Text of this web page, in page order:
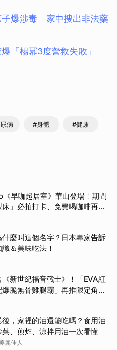
子爆涉毒 家中搜出非法藥
爆「楊冪3度營救失敗」
病 #身體 #健康
早咖起居室》華山登場！期間
床」必拍打卡、免費喝咖啡再拿
什麼叫這個名字？日本專家告訴
＆美味吃法！
《新世紀福音戰士》！「EVA紅
爆脆無骨雞腿霸」再推限定角色
收
後，家裡的油還能吃嗎？食用油
菜、煎炸、涼拌用油一次看懂
麗佳人